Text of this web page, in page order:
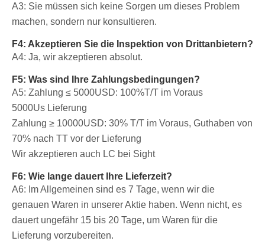
A3: Sie müssen sich keine Sorgen um dieses Problem
machen, sondern nur konsultieren.
F4: Akzeptieren Sie die Inspektion von Drittanbietern?
A4: Ja, wir akzeptieren absolut.
F5: Was sind Ihre Zahlungsbedingungen?
A5: Zahlung ≤ 5000USD: 100%T/T im Voraus
5000Us Lieferung
Zahlung ≥ 10000USD: 30% T/T im Voraus, Guthaben von
70% nach TT vor der Lieferung
Wir akzeptieren auch LC bei Sight
F6: Wie lange dauert Ihre Lieferzeit?
A6: Im Allgemeinen sind es 7 Tage, wenn wir die
genauen Waren in unserer Aktie haben. Wenn nicht, es
dauert ungefähr 15 bis 20 Tage, um Waren für die
Lieferung vorzubereiten.